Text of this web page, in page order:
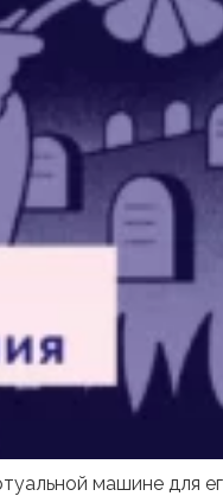
машине для